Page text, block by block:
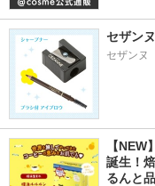
セザン
セザンヌ
【
誕生！
るんと